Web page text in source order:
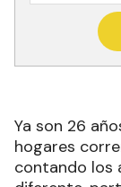
Ya son 26
hogares
contando los